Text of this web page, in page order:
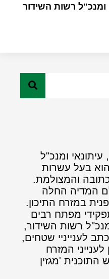
רשות השידור
עיתונאי ומנכ"ל
בעל עשרות
והמצולמת.
המדיה החלה
במזרח התיכון.
מפתח רבים
רשות השידור,
לענייניי שטחים,
המזרח
התוכנית 'מגזין